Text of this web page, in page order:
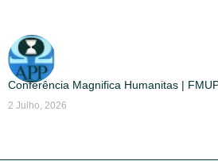
Conferência Magnifica Humanitas |
2 Julho, 2026